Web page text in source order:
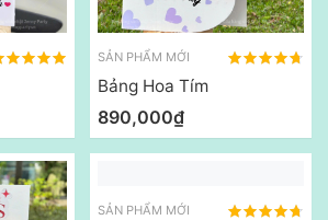
SẢN PHẨM MỚI
Bảng Hoa Tím
890,000₫
SẢN PHẨM MỚI